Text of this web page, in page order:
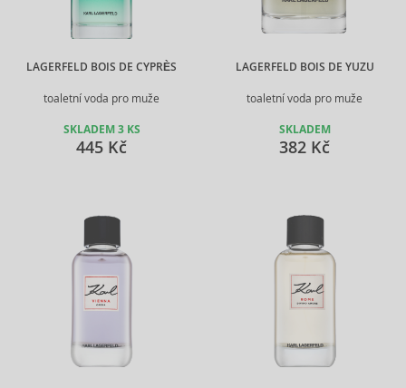
LAGERFELD BOIS DE CYPRÈS
toaletní voda pro muže
SKLADEM 3 KS
445 Kč
LAGERFELD BOIS DE YUZU
toaletní voda pro muže
SKLADEM
382 Kč